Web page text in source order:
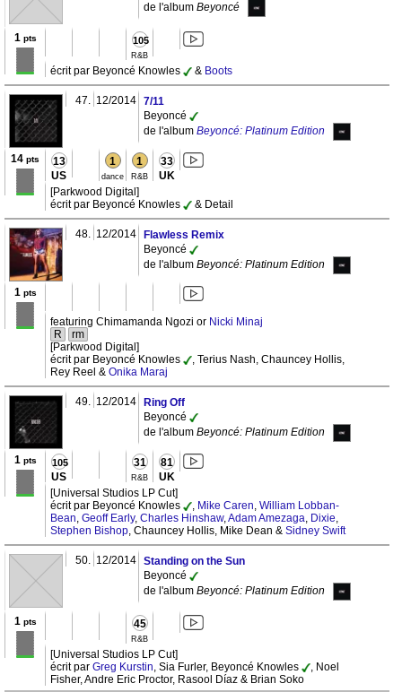
de l'album Beyoncé
1pts 105
R&B
écrit par Beyoncé Knowles & Boots
47. 12/2014 7/11
Beyoncé
de l'album Beyoncé: Platinum Edition
14 pts 13
US
1
dance
1
R&B
33
UK
[Parkwood Digital]
écrit par Beyoncé Knowles
& Detail
48. 12/2014
Flawless Remix
Beyoncé
de l'album Beyoncé: Platinum Edition
1pts
featuring Chimamanda Ngozi or Nicki Minaj
R
rm
[Parkwood Digital]
écrit par Beyoncé Knowles
, Terius Nash, Chauncey Hollis,
Rey Reel & Onika Maraj
49. 12/2014
Ring Off
Beyoncé
de l'album Beyoncé: Platinum Edition
1pts
105
US
31
R&B
81
UK
[Universal Studios LP Cut]
écrit par Beyoncé Knowles
, Mike Caren, William Lobban-
Bean, Geoff Early, Charles Hinshaw,Adam Amezaga, Dixie,
Stephen Bishop, Chauncey Hollis, Mike Dean & Sidney Swift
50. 12/2014 Standing on the Sun
Beyoncé
de l'album Beyoncé: Platinum Edition
1pts 45
R&B
[Universal Studios LP Cut]
écrit par Greg Kurstin, Sia Furler, Beyoncé Knowles
, Noel
Fisher, Andre Eric Proctor, Rasool Díaz & Brian Soko